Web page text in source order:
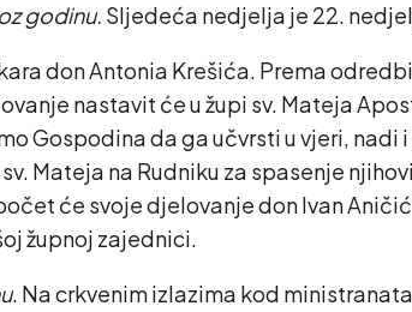
godinu. Sljedeća nedjelja je 22.
don Antonia Krešića. Prema
nastavit će u župi sv. Mateja
Gospodina da ga učvrsti u vjeri,
Mateja na Rudniku za spasenje
će svoje djelovanje don Ivan
župnoj zajednici.
. Na crkvenim izlazima kod